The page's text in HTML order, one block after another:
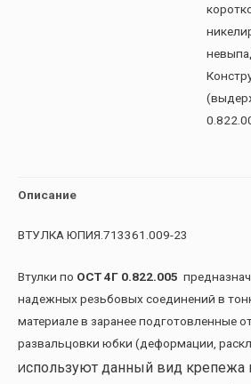
Описание
ВТУЛКА ЮПИЯ.713361.009-23
Втулки по ОСТ 4Г 0.822.005
надежных резьбовых соединений в
материале в заранее подготовленные
развальцовки юбки (деформации,
Используют данный вид крепежа